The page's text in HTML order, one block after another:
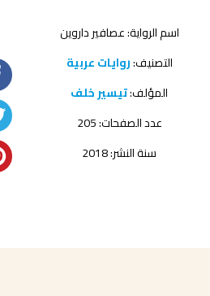
اسم الرواية: عصافير داروين
التصنيف:روايات عربية
المؤلف:تيسير خلف
عدد الصفحات: 205
سنة النشر: 2018